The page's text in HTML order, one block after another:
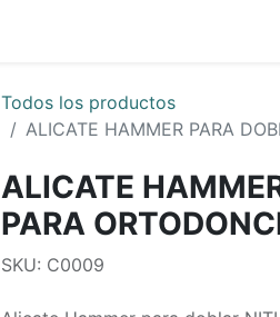
Todos los productos
ALICATE HAMMER PARA
ALICATE
PARA
SKU: C0009